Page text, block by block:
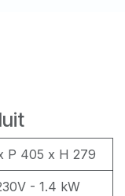
P 405 x H 279
- 1.4 kW